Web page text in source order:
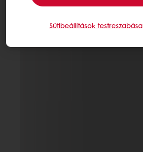
Sütibeállítások testreszabása